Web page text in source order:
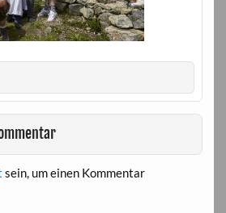
sein, um einen Kommentar